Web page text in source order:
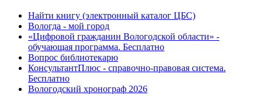
Найти книгу (электронный каталог ЦБС)
Вологда - мой город
«Цифровой гражданин Вологодской области» -
обучающая программа. Бесплатно
Вопрос библиотекарю
КонсультантПлюс - справочно-правовая система.
Бесплатно
Вологодский хронограф 2026